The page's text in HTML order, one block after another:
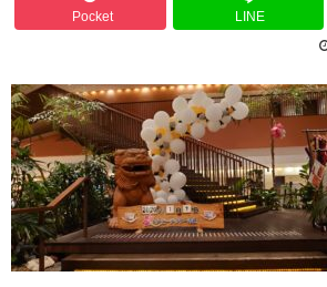
Pocket LINE